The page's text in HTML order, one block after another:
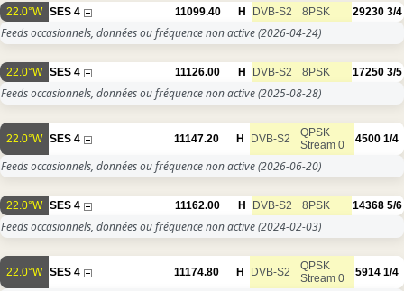
22.0°W SES 4 11099.40 H DVB-S2 8PSK 29230 3/4
Feeds occasionnels, données ou fréquence non active(2026-04-24)
22.0°W SES 4 11126.00 H DVB-S2 8PSK 17250 3/5
Feeds occasionnels, données ou fréquence non active(2025-08-28)
22.0°W SES 4 11147.20 H DVB-S2
QPSK
Stream 0
4500 1/4
Feeds occasionnels, données ou fréquence non active(2026-06-20)
22.0°W SES 4 11162.00 H DVB-S2 8PSK 14368 5/6
Feeds occasionnels, données ou fréquence non active(2024-02-03)
22.0°W SES 4 11174.80 H DVB-S2
QPSK
Stream 0
5914 1/4